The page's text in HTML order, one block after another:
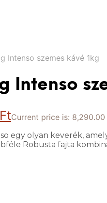
Intenso szemes kávé 1kg
Intenso
FtCurrent price is: 8,290.00
egy olyan keverék,
Robusta fajta